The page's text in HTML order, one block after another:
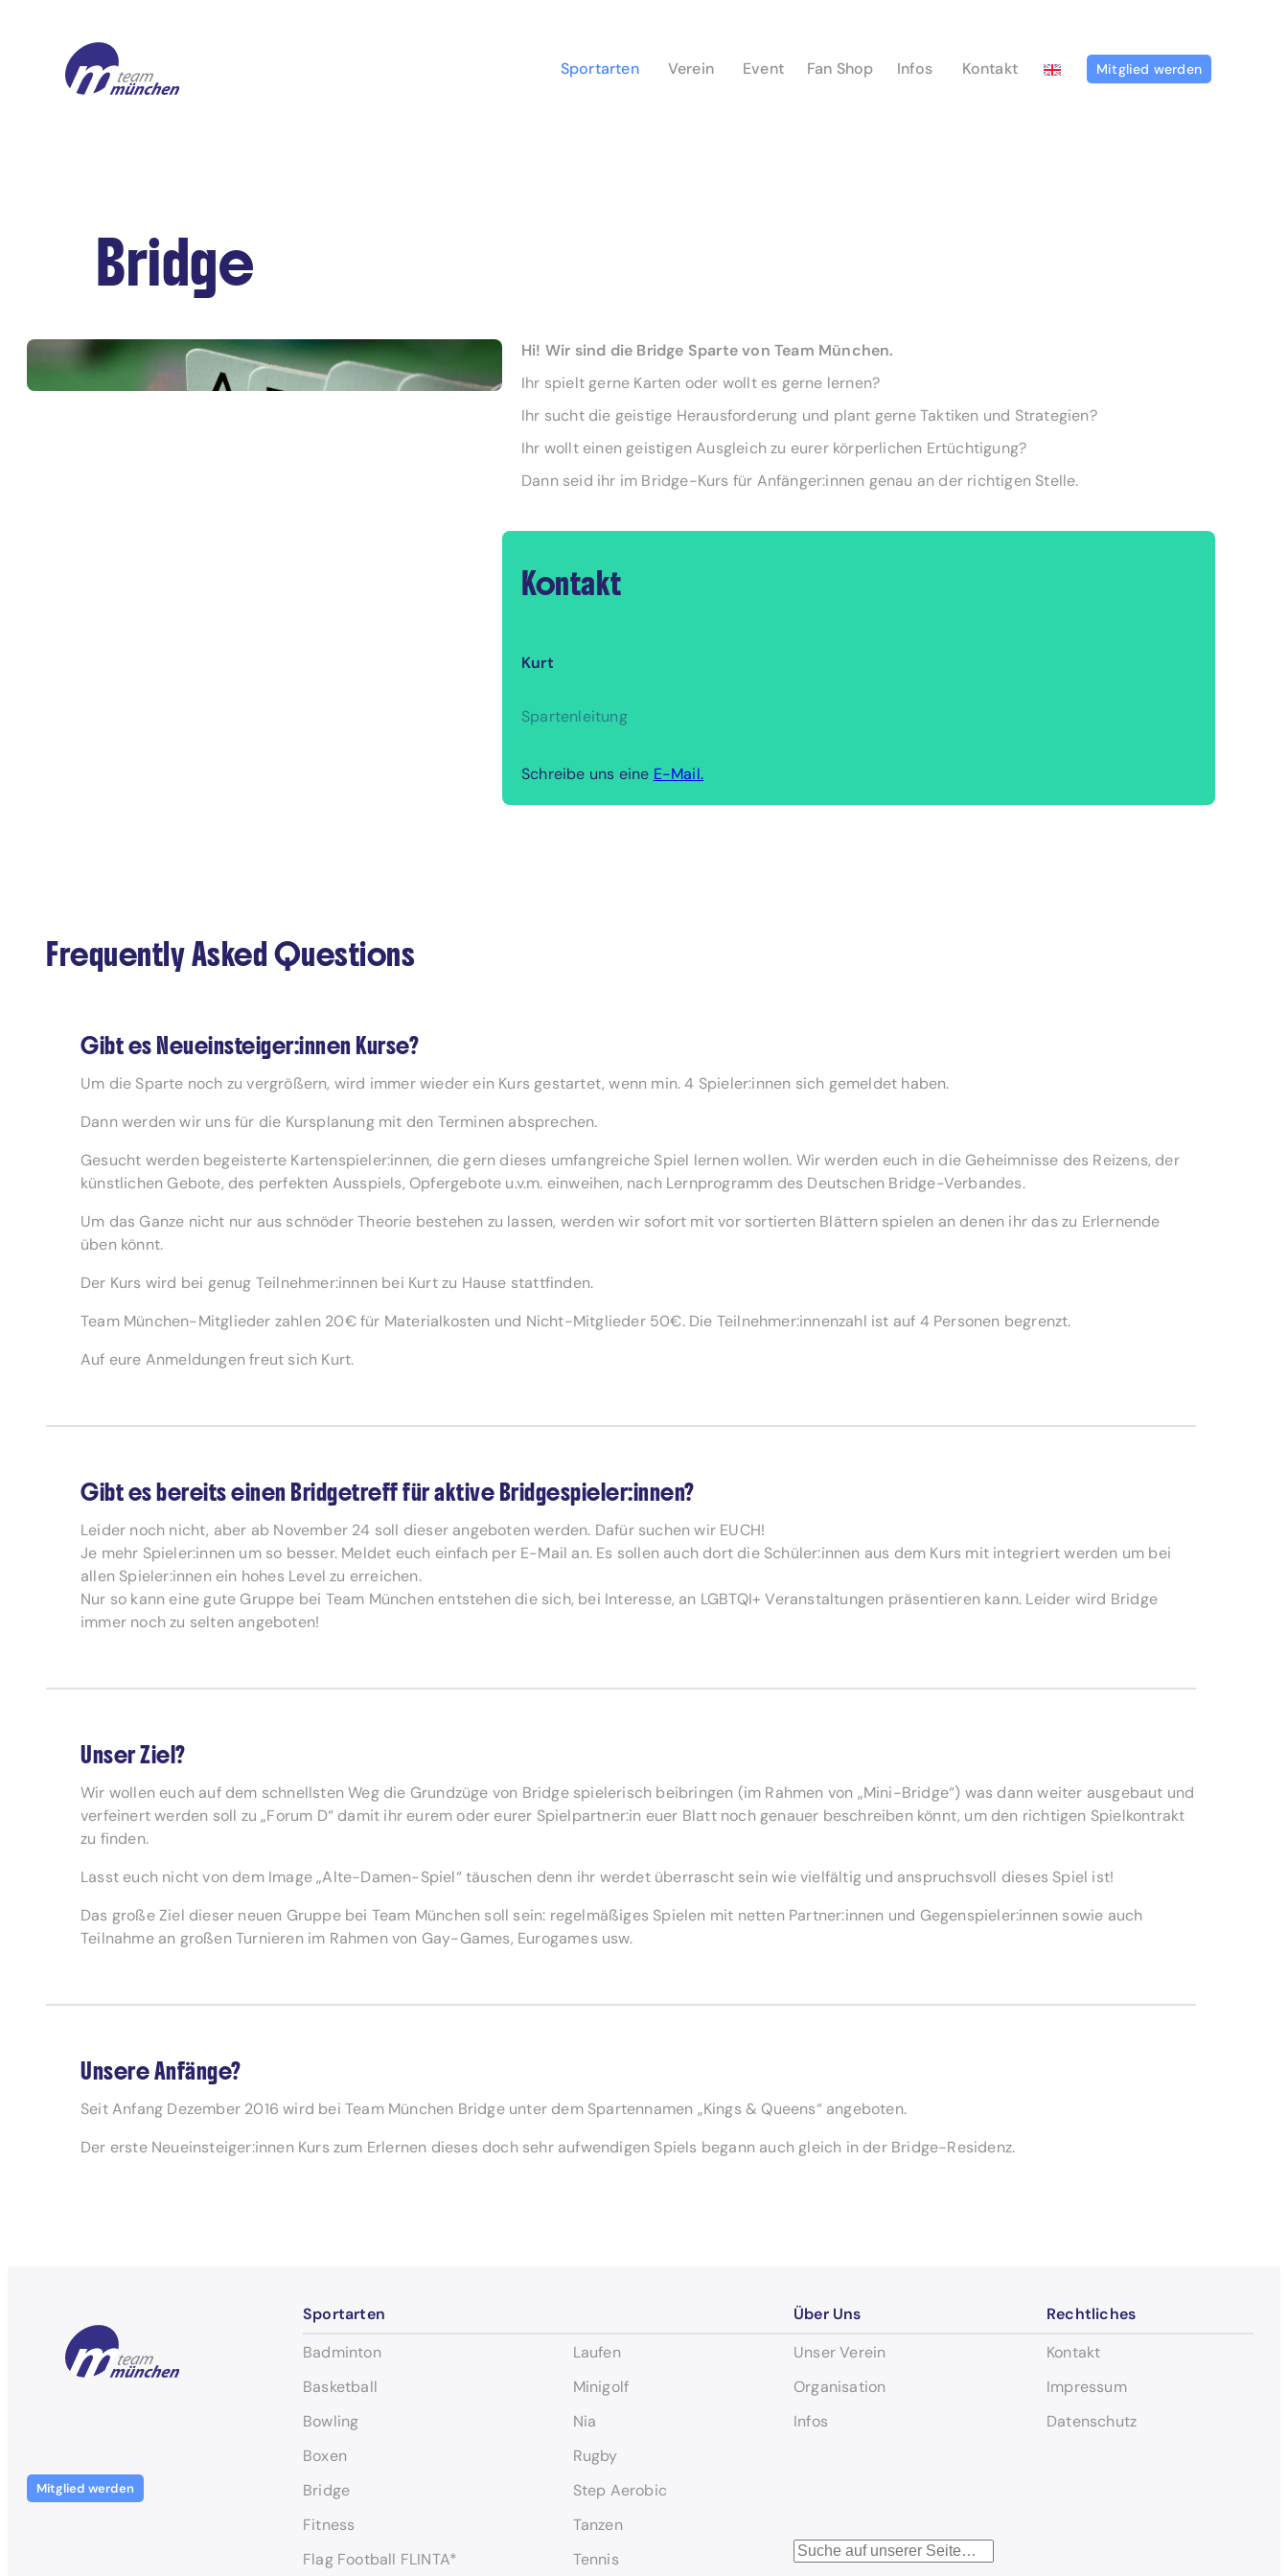
Sportarten Verein Event Fan Shop Infos Kontakt Mitglied werden
Bridge
Hi! Wir sind die Bridge Sparte von Team München.
Ihr spielt gerne Karten oder wollt es gerne lernen?
Ihr sucht die geistige Herausforderung und plant gerne Taktiken und Strategien?
Ihr wollt einen geistigen Ausgleich zu eurer körperlichen Ertüchtigung?
Dann seid ihr im Bridge-Kurs für Anfänger:innen genau an der richtigen Stelle.
Kontakt
Kurt
Spartenleitung
Schreibe uns eine E-Mail.
Frequently Asked Questions
Gibt es Neueinsteiger:innen Kurse?
Um die Sparte noch zu vergrößern, wird immer wieder ein Kurs gestartet, wenn min. 4 Spieler:innen sich gemeldet haben.
Dann werden wir uns für die Kursplanung mit den Terminen absprechen.
Gesucht werden begeisterte Kartenspieler:innen, die gern dieses umfangreiche Spiel lernen wollen. Wir werden euch in die Geheimnisse des Reizens, der
künstlichen Gebote, des perfekten Ausspiels, Opfergebote u.v.m. einweihen, nach Lernprogramm des Deutschen Bridge-Verbandes.
Um das Ganze nicht nur aus schnöder Theorie bestehen zu lassen, werden wir sofort mit vor sortierten Blättern spielen an denen ihr das zu Erlernende
üben könnt.
Der Kurs wird bei genug Teilnehmer:innen bei Kurt zu Hause stattfinden.
Team München-Mitglieder zahlen 20€ für Materialkosten und Nicht-Mitglieder 50€. Die Teilnehmer:innenzahl ist auf 4 Personen begrenzt.
Auf eure Anmeldungen freut sich Kurt.
Gibt es bereits einen Bridgetreff für aktive Bridgespieler:innen?
Leider noch nicht, aber ab November 24 soll dieser angeboten werden. Dafür suchen wir EUCH!
Je mehr Spieler:innen um so besser. Meldet euch einfach per E-Mail an. Es sollen auch dort die Schüler:innen aus dem Kurs mit integriert werden um bei
allen Spieler:innen ein hohes Level zu erreichen.
Nur so kann eine gute Gruppe bei Team München entstehen die sich, bei Interesse, an LGBTQI+ Veranstaltungen präsentieren kann. Leider wird Bridge
immer noch zu selten angeboten!
Unser Ziel?
Wir wollen euch auf dem schnellsten Weg die Grundzüge von Bridge spielerisch beibringen (im Rahmen von „Mini-Bridge“) was dann weiter ausgebaut und
verfeinert werden soll zu „Forum D“ damit ihr eurem oder eurer Spielpartner:in euer Blatt noch genauer beschreiben könnt, um den richtigen Spielkontrakt
zu finden.
Lasst euch nicht von dem Image „Alte-Damen-Spiel“ täuschen denn ihr werdet überrascht sein wie vielfältig und anspruchsvoll dieses Spiel ist!
Das große Ziel dieser neuen Gruppe bei Team München soll sein: regelmäßiges Spielen mit netten Partner:innen und Gegenspieler:innen sowie auch
Teilnahme an großen Turnieren im Rahmen von Gay-Games, Eurogames usw.
Unsere Anfänge?
Seit Anfang Dezember 2016 wird bei Team München Bridge unter dem Spartennamen „Kings & Queens“ angeboten.
Der erste Neueinsteiger:innen Kurs zum Erlernen dieses doch sehr aufwendigen Spiels begann auch gleich in der Bridge-Residenz.
Mitglied werden
Sportarten
Badminton
Basketball
Bowling
Boxen
Bridge
Fitness
Flag Football FLINTA*
Laufen
Minigolf
Nia
Rugby
Step Aerobic
Tanzen
Tennis
Über Uns
Unser Verein
Organisation
Infos
Rechtliches
Kontakt
Impressum
Datenschutz
S